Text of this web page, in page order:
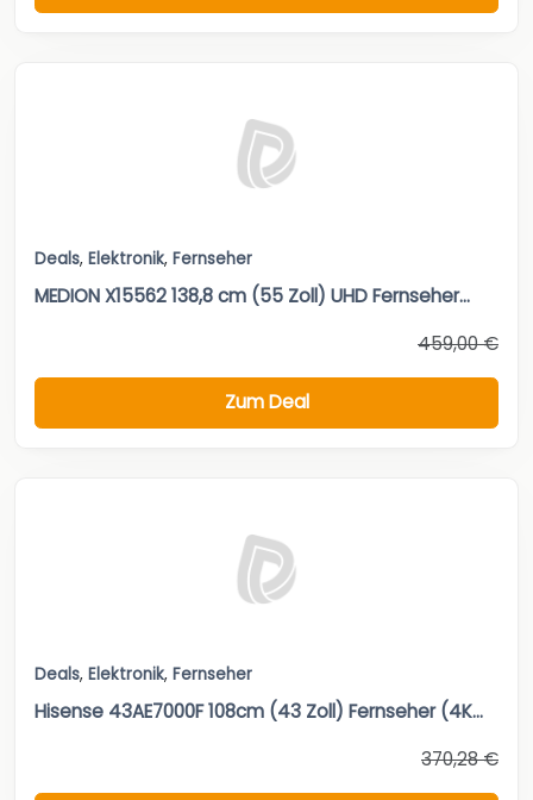
Deals, Elektronik, Fernseher
MEDION X15562 138,8 cm (55 Zoll) UHD Fernseher...
459,00 €
Zum Deal
Deals, Elektronik, Fernseher
Hisense 43AE7000F 108cm (43 Zoll) Fernseher (4K...
370,28 €